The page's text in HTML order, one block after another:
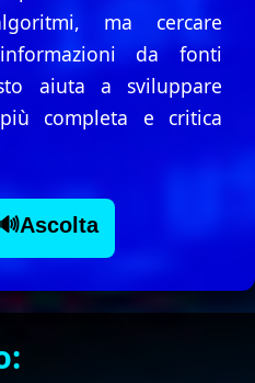
ma cercare
da fonti
aiuta a sviluppare
completa e critica